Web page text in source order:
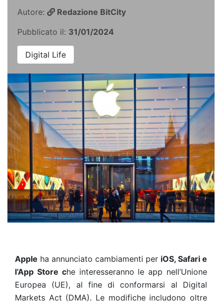
Autore:
Redazione BitCity
Pubblicato il: 31/01/2024
Digital Life
Apple ha annunciato cambiamenti per iOS, Safari e
l’App Store che interesseranno le app nell’Unione
Europea (UE), al fine di conformarsi al Digital
Markets Act (DMA). Le modifiche includono oltre